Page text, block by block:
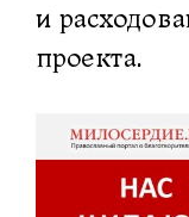
и
проекта.